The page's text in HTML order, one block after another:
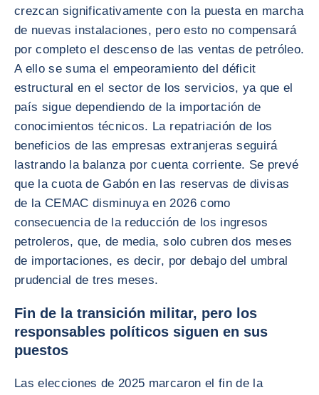
crezcan significativamente con la puesta en marcha
de nuevas instalaciones, pero esto no compensará
por completo el descenso de las ventas de petróleo.
A ello se suma el empeoramiento del déficit
estructural en el sector de los servicios, ya que el
país sigue dependiendo de la importación de
conocimientos técnicos. La repatriación de los
beneficios de las empresas extranjeras seguirá
lastrando la balanza por cuenta corriente. Se prevé
que la cuota de Gabón en las reservas de divisas
de la CEMAC disminuya en 2026 como
consecuencia de la reducción de los ingresos
petroleros, que, de media, solo cubren dos meses
de importaciones, es decir, por debajo del umbral
prudencial de tres meses.
Fin de la transición militar, pero los
responsables políticos siguen en sus
puestos
Las elecciones de 2025 marcaron el fin de la